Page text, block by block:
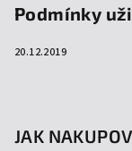
Podmínky
20.12.2019
JAK